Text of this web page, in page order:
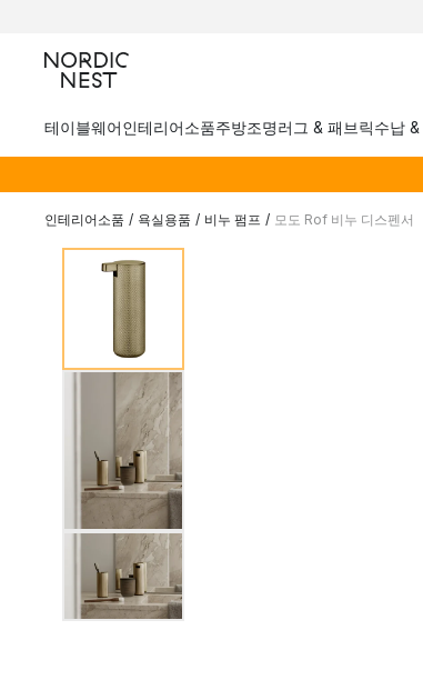
테이블웨어인테리어소품주방조명러그 & 패브릭수납
인테리어소품 / 욕실용품 / 비누 펌프 / 모도 Rof 비누 디스펜서